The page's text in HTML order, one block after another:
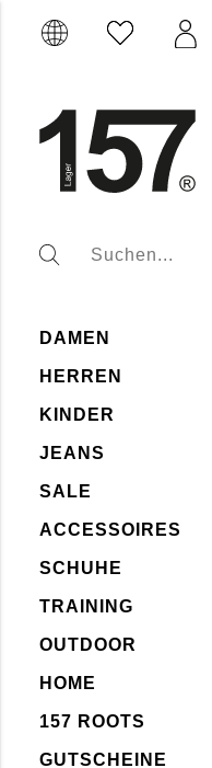
DAMEN
HERREN
KINDER
JEANS
SALE
ACCESSOIRES
SCHUHE
TRAINING
OUTDOOR
HOME
157 ROOTS
GUTSCHEINE